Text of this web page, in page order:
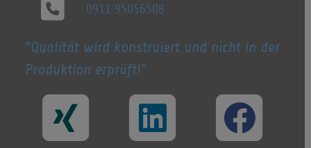
0911 95056508
Qualität wird konstruiert und nicht in der
Produktion erprüft!